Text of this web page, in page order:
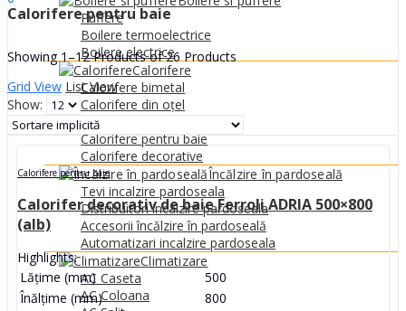
Puffere
Boilere termoelectrice
Boilere electrice
Calorifere
Calorifere bimetal
Calorifere din oțel
Calorifere din Aluminiu
Calorifere pentru baie
Calorifere decorative
Încălzire în pardoseală
Tevi incalzire pardoseala
Distribuitori incalzire pardoseala
Accesorii încălzire în pardoseală
Automatizari incalzire pardoseala
Climatizare
AC Caseta
AC Coloana
0MDL
Calorifere pentru baie
Showing 1–12 Products of 26 Products
Grid View List View
Show:
Calorifere pentru baie
Calorifer decorativ de baie Ferroli ADRIA 500×800
(alb)
Highlights:
Lățime (mm)
500
Înălțime (mm)
800